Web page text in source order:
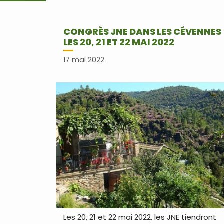
CONGRÈS JNE DANS LES CÉVENNES
LES 20, 21 ET 22 MAI 2022
17 mai 2022
Les 20, 21 et 22 mai 2022, les JNE tiendront